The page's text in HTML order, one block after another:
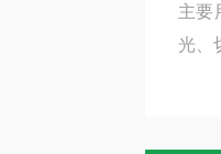
主要
光、